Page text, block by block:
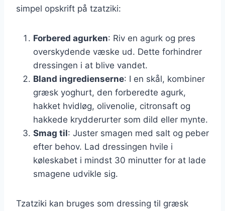
simpel opskrift på tzatziki:
Forbered agurken: Riv en agurk og pres
overskydende væske ud. Dette forhindrer
dressingen i at blive vandet.
Bland ingredienserne: I en skål, kombiner
græsk yoghurt, den forberedte agurk,
hakket hvidløg, olivenolie, citronsaft og
hakkede krydderurter som dild eller mynte.
Smag til: Juster smagen med salt og peber
efter behov. Lad dressingen hvile i
køleskabet i mindst 30 minutter for at lade
smagene udvikle sig.
Tzatziki kan bruges som dressing til græsk